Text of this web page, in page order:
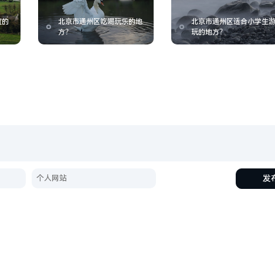
的
北京市通州区吃喝玩乐的地
方？
北京市通州区适合小学生游
玩的地方？
发